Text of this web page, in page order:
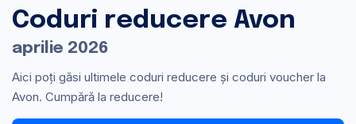
Coduri reducere Avon
aprilie 2026
Aici poți găsi ultimele coduri reducere și coduri voucher la
Avon. Cumpără la reducere!